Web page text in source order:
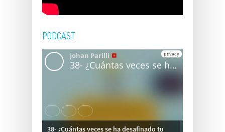
PODCAST